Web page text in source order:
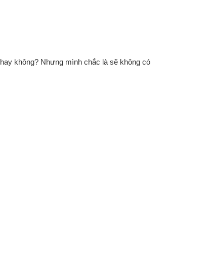
không? Nhưng mình chắc là sẽ không có